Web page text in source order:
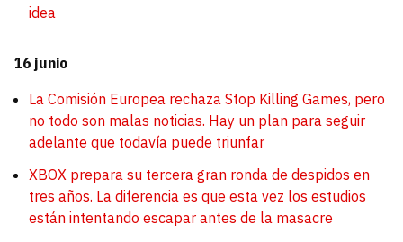
idea
16 junio
La Comisión Europea rechaza Stop Killing Games, pero
no todo son malas noticias. Hay un plan para seguir
adelante que todavía puede triunfar
XBOX prepara su tercera gran ronda de despidos en
tres años. La diferencia es que esta vez los estudios
están intentando escapar antes de la masacre